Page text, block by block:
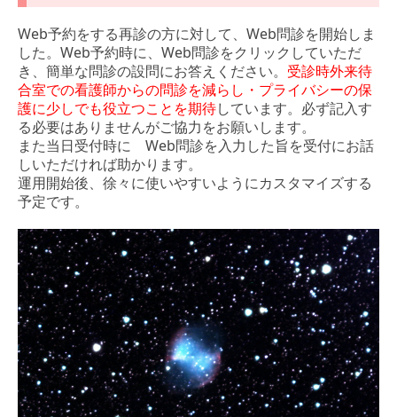
Web予約をする再診の方に対して、Web問診を開始しま
した。Web予約時に、Web問診をクリックしていただ
き、簡単な問診の設問にお答えください。 受診時外来待
合室での看護師からの問診を減らし・プライバシーの保
護に少しでも役立つことを期待しています。必ず記入す
る必要はありませんがご協力をお願いします。
また当日受付時に Web問診を入力した旨を受付にお話
しいただければ助かります。
運用開始後、徐々に使いやすいようにカスタマイズする
予定です。